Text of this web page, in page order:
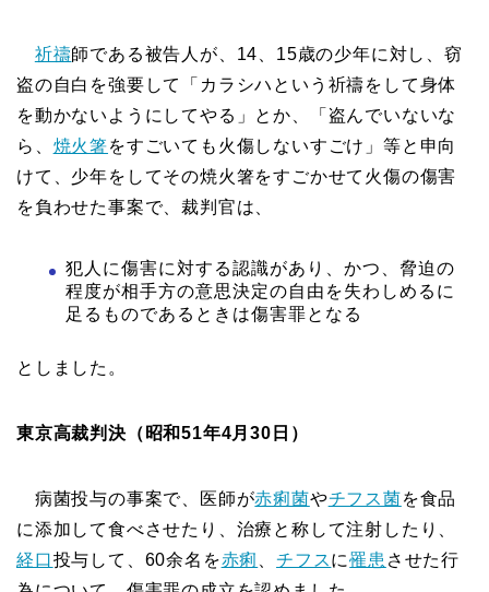
祈禱師である被告人が、14、15歳の少年に対し、窃
盗の自白を強要して「カラシハという祈禱をして身体
を動かないようにしてやる」とか、「盗んでいないな
ら、 焼火箸をすごいても火傷しないすごけ」等と申向
けて、少年をしてその焼火箸をすごかせて火傷の傷害
を負わせた事案で、裁判官は、
犯人に傷害に対する認識があり、かつ、脅迫の
程度が相手方の意思決定の自由を失わしめるに
足るものであるときは傷害罪となる
としました。
東京高裁判決（昭和51年4月30日）
病菌投与の事案で、医師が赤痢菌やチフス菌を食品
に添加して食べさせたり、治療と称して注射したり、
経口投与して、60余名を赤痢 、チフスに罹患 させた行